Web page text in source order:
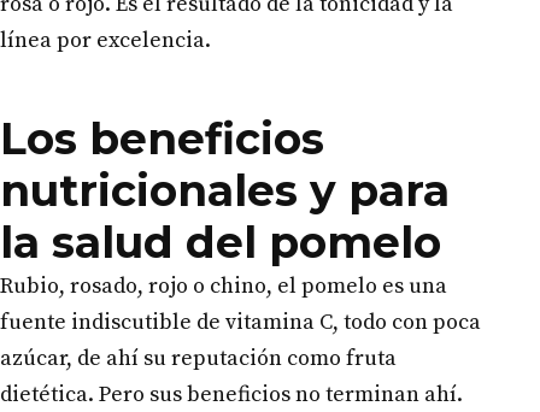
línea por excelencia.
Los beneficios
nutricionales y para
la salud del pomelo
Rubio, rosado, rojo o chino, el pomelo es una
fuente indiscutible de vitamina C, todo con poca
azúcar, de ahí su reputación como fruta
dietética. Pero sus beneficios no terminan ahí.